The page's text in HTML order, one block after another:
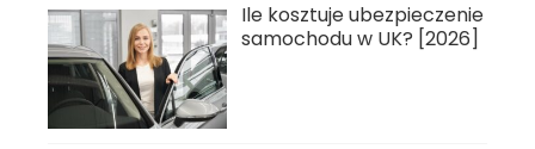
Ile kosztuje ubezpieczenie
samochodu w UK? [2026]